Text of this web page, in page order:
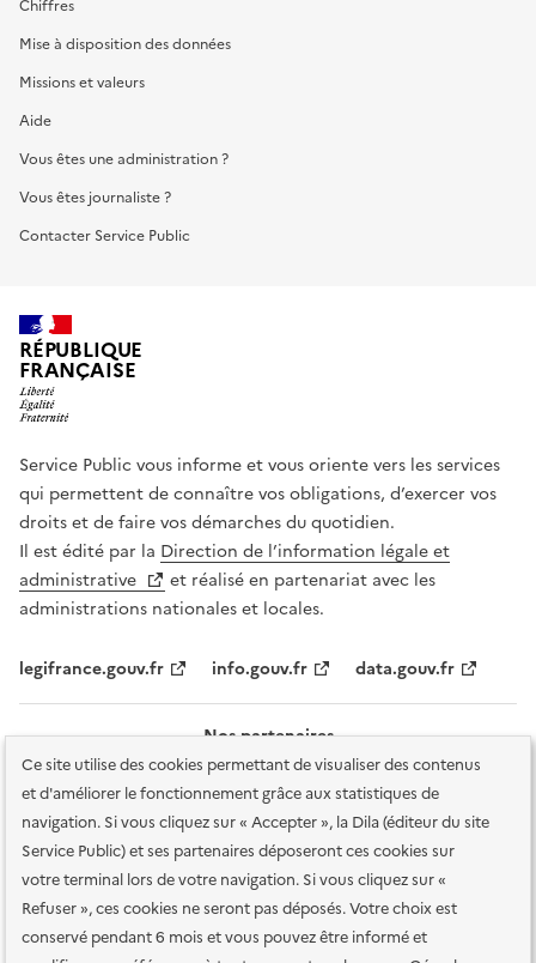
Ce site utilise des cookies permettant de visualiser des contenus
et d'améliorer le fonctionnement grâce aux statistiques de
navigation. Si vous cliquez sur « Accepter », la Dila (éditeur du site
Service Public) et ses partenaires déposeront ces cookies sur
votre terminal lors de votre navigation. Si vous cliquez sur «
Refuser », ces cookies ne seront pas déposés. Votre choix est
conservé pendant 6 mois et vous pouvez être informé et
Chiffres
Mise à disposition des données
Missions et valeurs
Aide
Vous êtes une administration ?
Vous êtes journaliste ?
Contacter Service Public
RÉPUBLIQUE
FRANÇAISE
Service Public vous informe et vous oriente vers les services
qui permettent de connaître vos obligations, d’exercer vos
droits et de faire vos démarches du quotidien.
Il est édité par la Direction de l’information légale et
administrative
et réalisé en partenariat avec les
administrations nationales et locales.
legifrance.gouv.fr info.gouv.fr data.gouv.fr
Nos partenaires
Plan du site Accessibilité : totalement conforme
Accessibilité des
services en ligne Mentions légales Données personnelles et sécurité